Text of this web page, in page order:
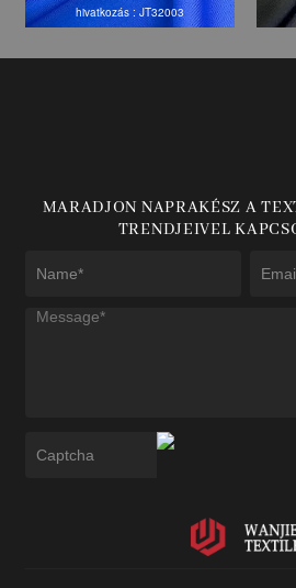
hivatkozás : JT32003
MARADJON NAPRAKÉSZ A
TRENDJEIVEL